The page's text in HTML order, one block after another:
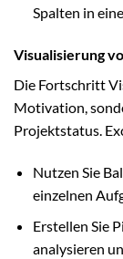
Spalten in
Visualisierung
Die Fortschritt
Motivation,
Projektstatus.
Nutzen Sie
einzelnen
Erstellen Sie
analysieren